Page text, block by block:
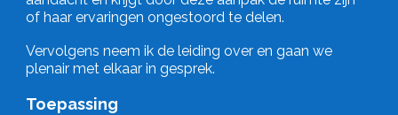
of haar ervaringen ongestoord te delen.
Vervolgens neem ik de leiding over en gaan we
plenair met elkaar in gesprek.
Toepassing